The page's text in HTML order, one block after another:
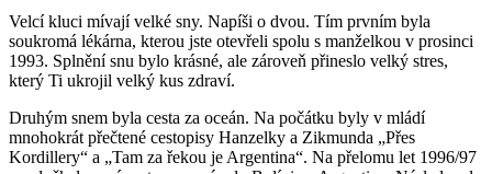
Velcí kluci mívají velké sny. Napíši o dvou. Tím prvním byla
soukromá lékárna, kterou jste otevřeli spolu s manželkou v prosinci
1993. Splnění snu bylo krásné, ale zároveň přineslo velký stres,
který Ti ukrojil velký kus zdraví.
Druhým snem byla cesta za oceán. Na počátku byly v mládí
mnohokrát přečtené cestopisy Hanzelky a Zikmunda „Přes
Kordillery“ a „Tam za řekou je Argentina“. Na přelomu let 1996/97